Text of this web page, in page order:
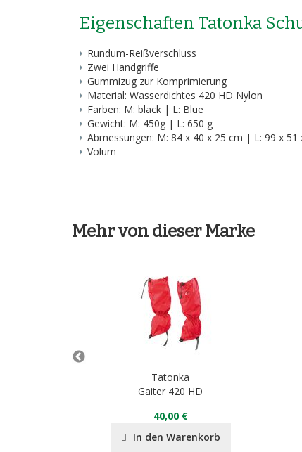
Eigenschaften Tatonka
Rundum-Reißverschluss
Zwei Handgriffe
Gummizug zur Komprimierung
Material: Wasserdichtes 420 HD Nylon
Farben: M: black | L: Blue
Gewicht: M: 450g | L: 650 g
Abmessungen: M: 84 x 40 x 25 cm | L: 99 x 51
Volum
Mehr von dieser Marke
Tatonka
Gaiter 420 HD
40,00 €
In den Warenkorb